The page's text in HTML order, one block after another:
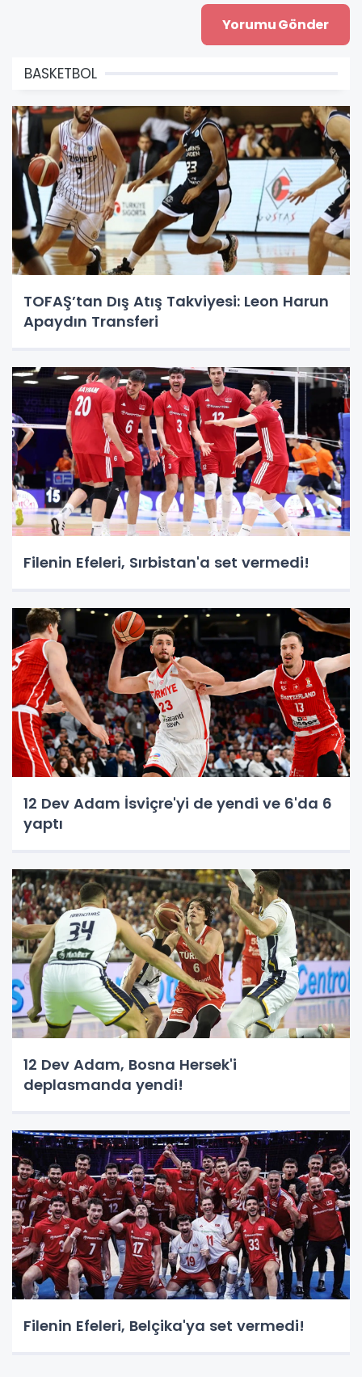
BASKETBOL
TOFAŞ’tan Dış Atış Takviyesi: Leon Harun
Apaydın Transferi
Filenin Efeleri, Sırbistan'a set vermedi!
12 Dev Adam İsviçre'yi de yendi ve 6'da 6
yaptı
12 Dev Adam, Bosna Hersek'i
deplasmanda yendi!
Filenin Efeleri, Belçika'ya set vermedi!